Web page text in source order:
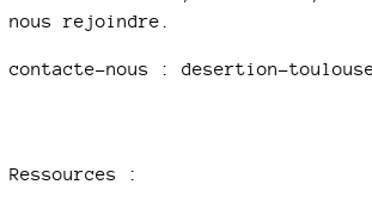
nous rejoindre.
contacte-nous : desertion-
Ressources :